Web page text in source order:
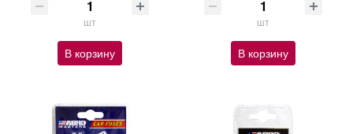
шт
В корзину
шт
В корзину